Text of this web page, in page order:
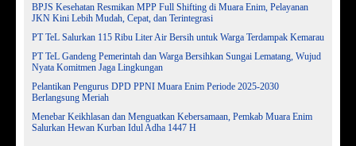
BPJS Kesehatan Resmikan MPP Full Shifting di Muara Enim, Pelayanan
JKN Kini Lebih Mudah, Cepat, dan Terintegrasi
PT TeL Salurkan 115 Ribu Liter Air Bersih untuk Warga Terdampak Kemarau
PT TeL Gandeng Pemerintah dan Warga Bersihkan Sungai Lematang, Wujud
Nyata Komitmen Jaga Lingkungan
Pelantikan Pengurus DPD PPNI Muara Enim Periode 2025-2030
Berlangsung Meriah
Menebar Keikhlasan dan Menguatkan Kebersamaan, Pemkab Muara Enim
Salurkan Hewan Kurban Idul Adha 1447 H